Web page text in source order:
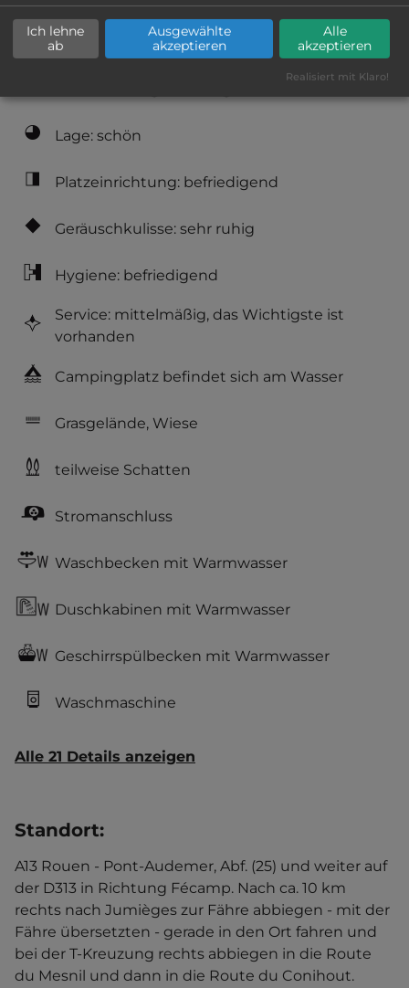
bis 20,- Euro
Lage: schön
Platzeinrichtung: befriedigend
Geräuschkulisse: sehr ruhig
Hygiene: befriedigend
Service: mittelmäßig, das Wichtigste ist
vorhanden
Campingplatz befindet sich am Wasser
Grasgelände, Wiese
teilweise Schatten
Stromanschluss
Waschbecken mit Warmwasser
Duschkabinen mit Warmwasser
Geschirrspülbecken mit Warmwasser
Waschmaschine
Alle 21 Details anzeigen
Standort:
A13 Rouen - Pont-Audemer, Abf. (25) und weiter auf
der D313 in Richtung Fécamp. Nach ca. 10 km
rechts nach Jumièges zur Fähre abbiegen - mit der
Fähre übersetzten - gerade in den Ort fahren und
bei der T-Kreuzung rechts abbiegen in die Route
du Mesnil und dann in die Route du Conihout.
Ich lehne
ab
Ausgewählte
akzeptieren
Alle
akzeptieren
Realisiert mit Klaro!